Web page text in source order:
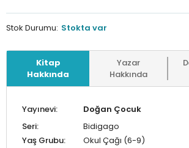
Stok Durumu: Stokta var
Kitap
Hakkında
Yazar
Hakkında
Yayınevi:
Doğan Çocuk
Seri:
Bidigago
Yaş Grubu:
Okul Çağı (6-9)